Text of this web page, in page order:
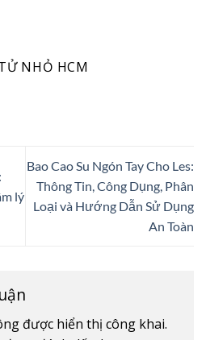
NHỎ HCM
lý
Bao Cao Su Ngón Tay Cho Les:
Thông Tin, Công Dụng, Phân
Loại và Hướng Dẫn Sử Dụng
An Toàn
được hiển thị công khai.